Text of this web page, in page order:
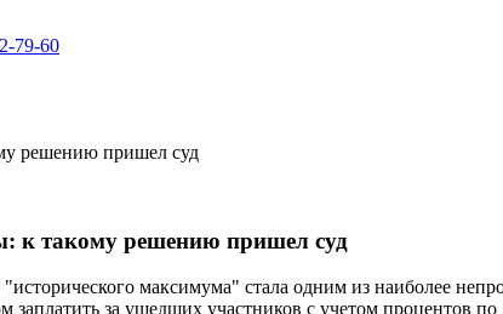
79-60
решению пришел суд
к такому решению пришел суд
максимума" стала одним из наиболее
за ушедших участников с учетом процентов